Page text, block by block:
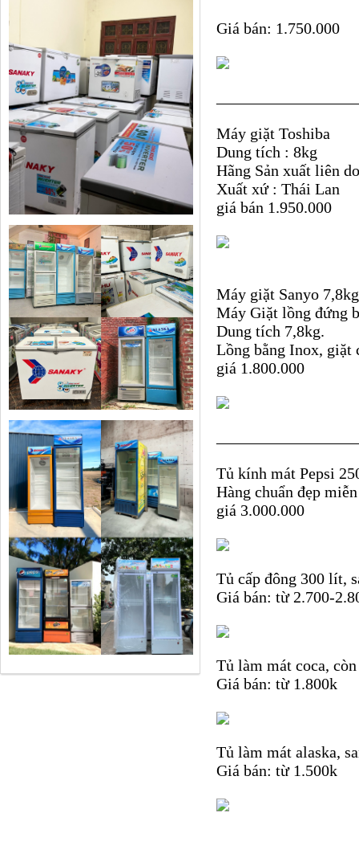
Giá bán: 1.750.000
Máy giặt Toshiba
Dung tích : 8kg
Hãng Sản xuất liên
Xuất xứ : Thái Lan
giá bán 1.950.000
Máy giặt Sanyo 7,8kg
Máy Giặt lồng đứng
Dung tích 7,8kg.
Lồng bằng Inox, giặt
giá 1.800.000
Tủ kính mát Pepsi
Hàng chuẩn đẹp
giá 3.000.000
Tủ cấp đông 300 lít,
Giá bán: từ 2.700-
Tủ làm mát coca,
Giá bán: từ 1.800k
Tủ làm mát alaska,
Giá bán: từ 1.500k